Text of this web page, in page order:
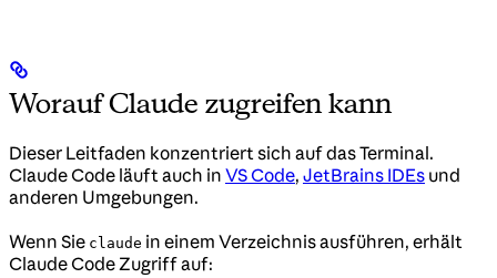
Worauf Claude zugreifen kann
Dieser Leitfaden konzentriert sich auf das Terminal.
Claude Code läuft auch in VS Code, JetBrains IDEs und
anderen Umgebungen.
Wenn Sie claude in einem Verzeichnis ausführen, erhält
Claude Code Zugriff auf: